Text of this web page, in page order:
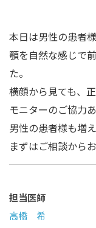
本日は男性の患者様
顎を自然な感じで
た。
横顔から見ても、
モニターのご協力
男性の患者様も増え
まずはご相談から
担当医師
高橋 希